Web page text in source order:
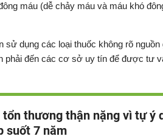
máu (dễ chảy máu và máu khó
sử dụng các loại thuốc không rõ nguồn
phải đến các cơ sở uy tín để được tư
thương thận nặng vì tự ý
suốt 7 năm